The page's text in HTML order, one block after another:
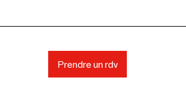
Prendre un rdv